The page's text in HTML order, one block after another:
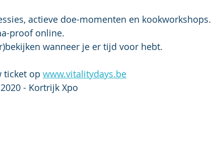
actieve doe-momenten en kookworkshops.
proof online.
wanneer je er tijd voor hebt.
op www.vitalitydays.be
- Kortrijk Xpo